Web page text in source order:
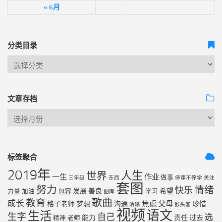
« 6月
分类目录
文章存档
标签聚合
2019年 一生 三年级 世界 东西 人生 作业 做事 停课不停学 关注
力量 加油 努力 包容 发展善良 图库 套图 学习 希望 快乐情绪
成长 教育 格子老师梦想 歌曲 沟通 清晰 焦虑 父母 猴头客 珍惜
生字 生活 精神 老师 能力 自己 视频语文 责任过去 选